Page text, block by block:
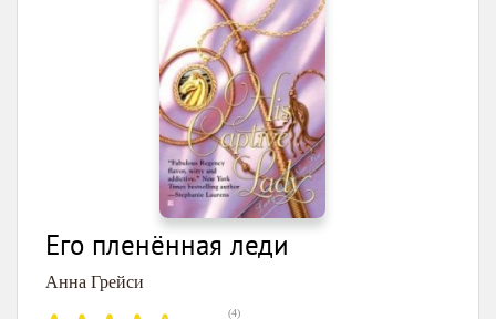
Его пленённая леди
Анна Грейси
(4)